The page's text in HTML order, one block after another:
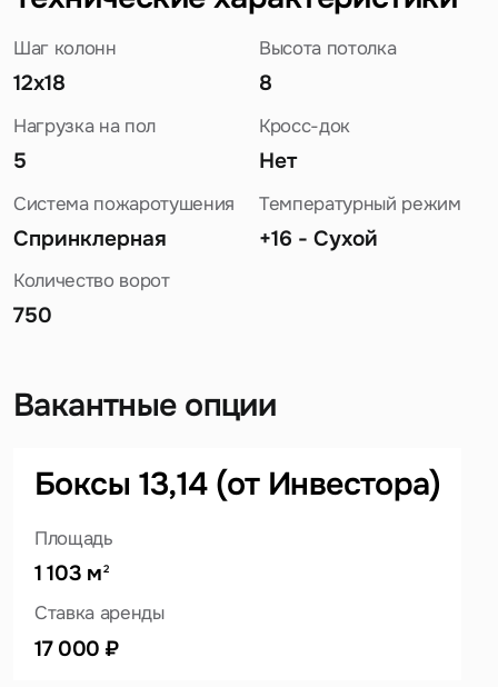
Шаг колонн
12x18
Высота потолка
8
Нагрузка на пол
5
Кросс-док
Нет
Система пожаротушения
Спринклерная
Температурный режим
+16 - Сухой
Количество ворот
750
Вакантные опции
Боксы 13,14 (от Инвестора)
Площадь
1 103 м2
Ставка аренды
17 000 ₽
Вопрос